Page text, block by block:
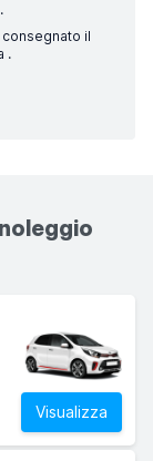
il
.
Visualizza